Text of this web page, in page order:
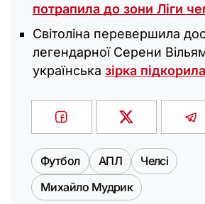
потрапила до зони Ліги
Світоліна перевершила
легендарної Серени
українська зірка
Футбол АПЛ
Челсі
Михайло Мудрик